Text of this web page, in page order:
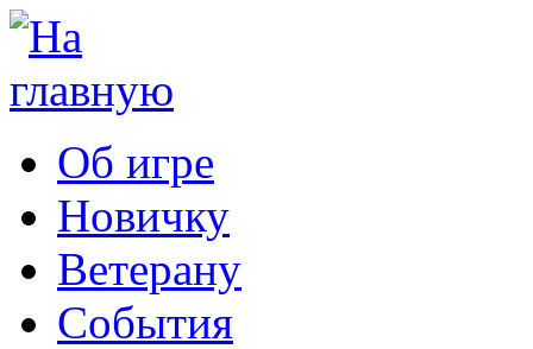
Об игре
Новичку
Ветерану
События